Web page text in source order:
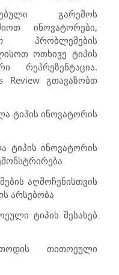
გარემოს
ინოვატორები,
პრობლემების
ოთხივე ტიპის
რეპრეზენტაცია.
Review გთავაზობთ
ტიპის ინოვატორის
ტიპის ინოვატორის
აღმოჩენისთვის
არსებობა
ტიპის შესახებ
თითოეული